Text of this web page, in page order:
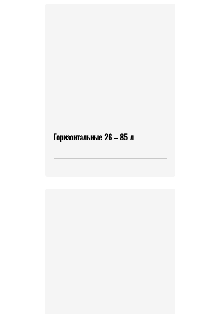
Горизонтальные 26 – 85 л